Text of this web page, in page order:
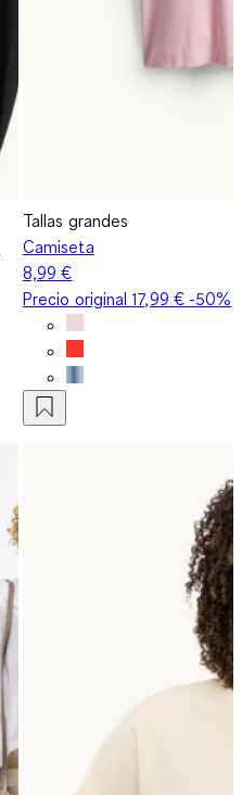
Tallas grandes
Camiseta
8,99 €
Precio original17,99 €-50%